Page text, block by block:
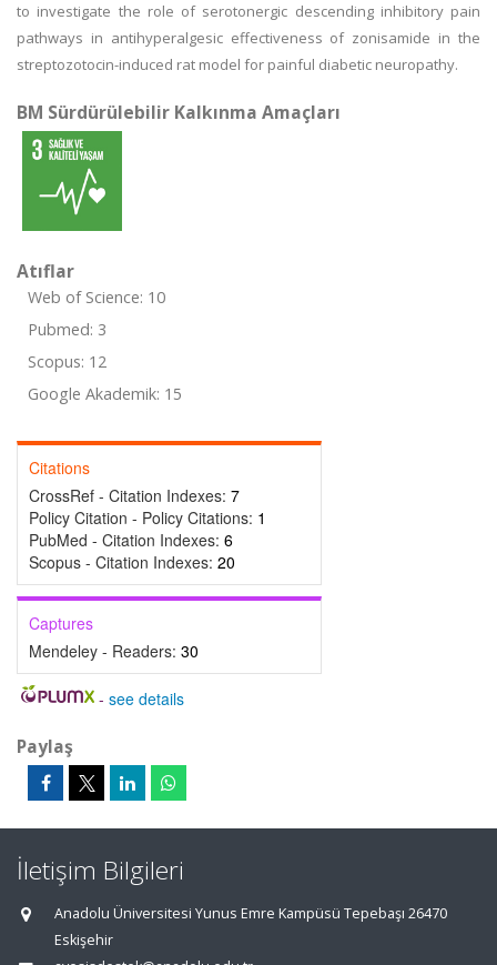
to investigate the role of serotonergic descending inhibitory pain
pathways in antihyperalgesic effectiveness of zonisamide in the
streptozotocin-induced rat model for painful diabetic neuropathy.
BM Sürdürülebilir Kalkınma Amaçları
Atıflar
Web of Science: 10
Pubmed: 3
Scopus: 12
Google Akademik: 15
Citations
CrossRef - Citation Indexes: 7
Policy Citation - Policy Citations: 1
PubMed - Citation Indexes: 6
Scopus - Citation Indexes: 20
Captures
Mendeley - Readers: 30
- see details
Paylaş
İletişim Bilgileri
Anadolu Üniversitesi Yunus Emre Kampüsü Tepebaşı 26470
Eskişehir